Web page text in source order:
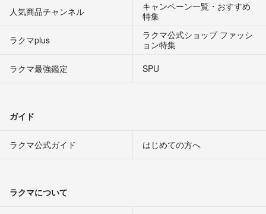
人気商品チャンネル
キャンペーン一覧・おすすめ
特集
ラクマplus
ラクマ公式ショップ ファッシ
ョン特集
ラクマ最強鑑定
SPU
ガイド
ラクマ公式ガイド はじめての方へ
ラクマについて